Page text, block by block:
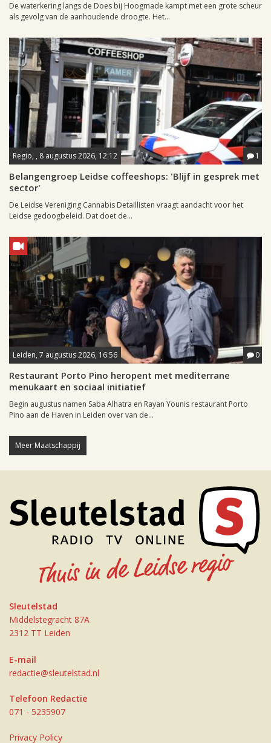
De waterkering langs de Does bij Hoogmade kampt met een grote scheur
als gevolg van de aanhoudende droogte. Het...
Regio, , 8 augustus 2026, 12:12 1
Belangengroep Leidse coffeeshops: 'Blijf in gesprek met
sector'
De Leidse Vereniging Cannabis Detaillisten vraagt aandacht voor het
Leidse gedoogbeleid. Dat doet de...
Leiden, 7 augustus 2026, 16:56 0
Restaurant Porto Pino heropent met mediterrane
menukaart en sociaal initiatief
Begin augustus namen Saba Alhatra en Rayan Younis restaurant Porto
Pino aan de Haven in Leiden over van de...
Meer Maatschappij
Sleutelstad
Middelstegracht 87A
2312 TT Leiden
E-mail
redactie@sleutelstad.nl
Telefoon Redactie
071 - 5235907
Privacy Policy